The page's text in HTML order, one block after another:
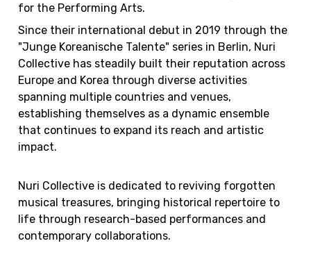
for the Performing Arts.
Since their international debut in 2019 through the
"Junge Koreanische Talente" series in Berlin, Nuri
Collective has steadily built their reputation across
Europe and Korea through diverse activities
spanning multiple countries and venues,
establishing themselves as a dynamic ensemble
that continues to expand its reach and artistic
impact.
Nuri Collective is dedicated to reviving forgotten
musical treasures, bringing historical repertoire to
life through research-based performances and
contemporary collaborations.